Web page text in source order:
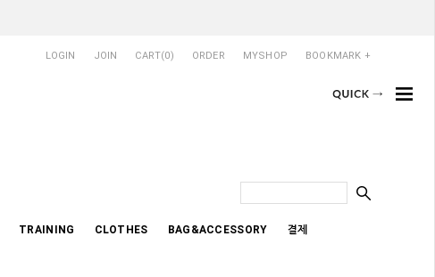
LOGIN JOIN CART(0) ORDER MYSHOP BOOKMARK +
TRAINING CLOTHES BAG&ACCESSORY 결제